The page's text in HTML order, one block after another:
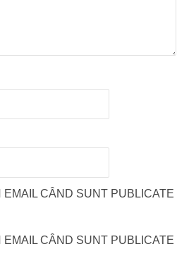
EMAIL CÂND SUNT PUBLICATE
EMAIL CÂND SUNT PUBLICATE